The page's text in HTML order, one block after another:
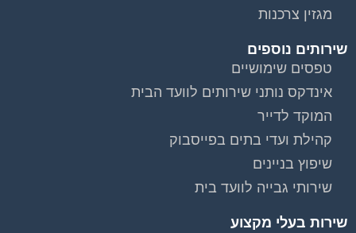
מגזין צרכנות
שירותים נוספים
טפסים שימושיים
אינדקס נותני שירותים לוועד הבית
המוקד לדייר
קהילת ועדי בתים בפייסבוק
שיפוץ בניינים
שירותי גבייה לוועד בית
שירות בעלי מקצוע